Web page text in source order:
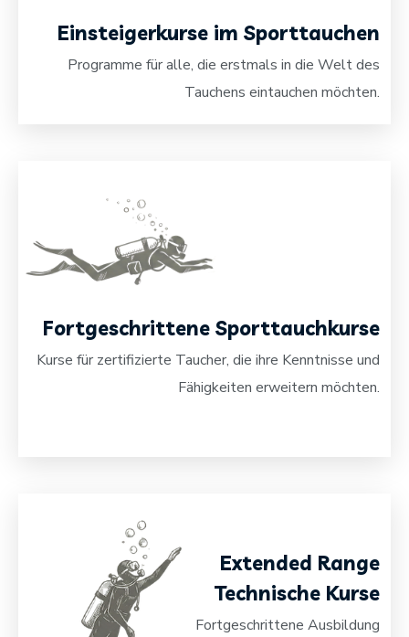
Einsteigerkurse im Sporttauchen
Programme für alle, die erstmals in die Welt des
Tauchens eintauchen möchten.
Fortgeschrittene Sporttauchkurse
Kurse für zertifizierte Taucher, die ihre Kenntnisse und
Fähigkeiten erweitern möchten.
Extended Range
Technische Kurse
Fortgeschrittene Ausbildung